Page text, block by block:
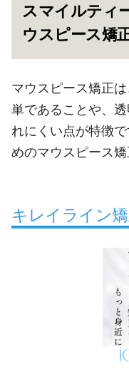
スマイルティ
ウスピース矯
マウスピース矯正
単であることや、
れにくい点が特徴
めのマウスピース矯
キレイライン